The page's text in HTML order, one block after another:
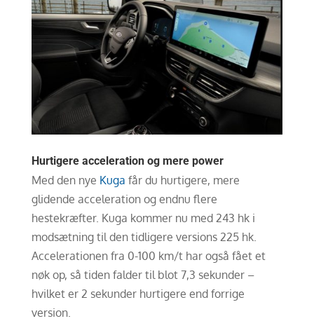
Hurtigere acceleration og mere power
Med den nye Kuga får du hurtigere, mere
glidende acceleration og endnu flere
hestekræfter. Kuga kommer nu med 243 hk i
modsætning til den tidligere versions 225 hk.
Accelerationen fra 0-100 km/t har også fået et
nøk op, så tiden falder til blot 7,3 sekunder –
hvilket er 2 sekunder hurtigere end forrige
version.